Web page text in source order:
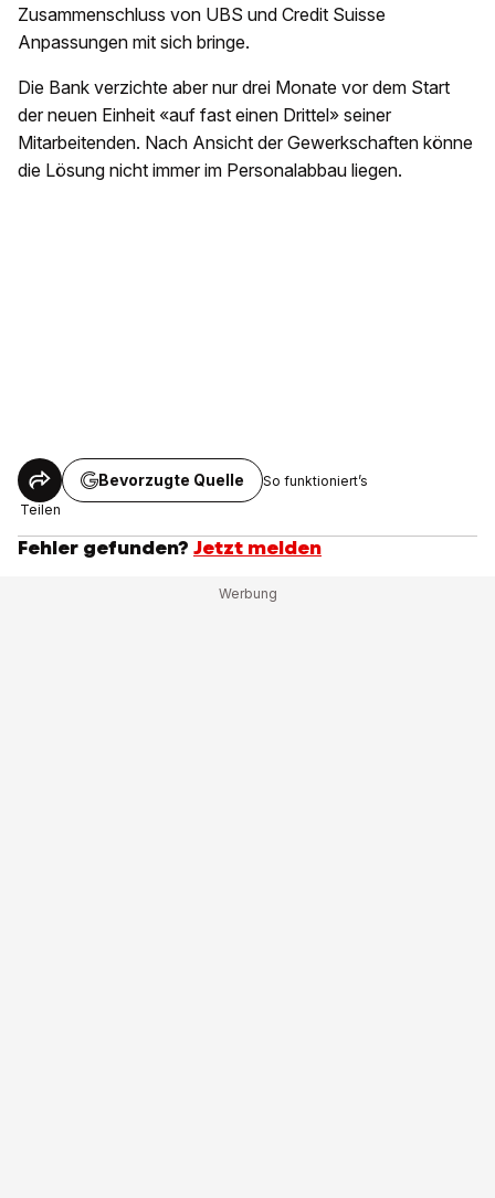
Zusammenschluss von UBS und Credit Suisse
Anpassungen mit sich bringe.
Die Bank verzichte aber nur drei Monate vor dem Start
der neuen Einheit «auf fast einen Drittel» seiner
Mitarbeitenden. Nach Ansicht der Gewerkschaften könne
die Lösung nicht immer im Personalabbau liegen.
Teilen
Bevorzugte Quelle So funktioniert’s
Fehler gefunden? Jetzt melden